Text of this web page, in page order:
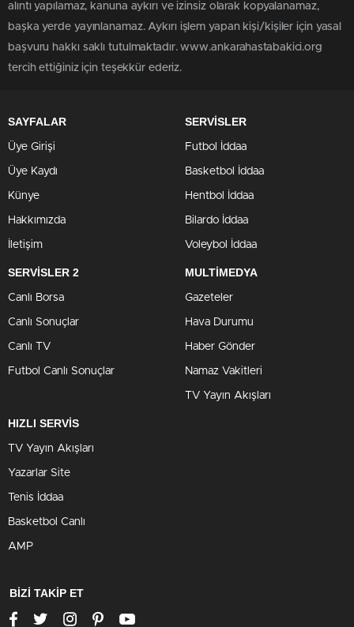
alıntı yapılamaz, kanuna aykırı ve izinsiz olarak kopyalanamaz,
başka yerde yayınlanamaz. Aykırı işlem yapan kişi/kişiler için yasal
başvuru hakkı saklı tutulmaktadır. www.ankarahastabakici.org
tercih ettiğiniz için teşekkür ederiz.
SAYFALAR
Üye Girişi
Üye Kaydı
Künye
Hakkımızda
İletişim
SERVİSLER
Futbol İddaa
Basketbol İddaa
Hentbol İddaa
Bilardo İddaa
Voleybol İddaa
SERVİSLER 2
Canlı Borsa
Canlı Sonuçlar
Canlı TV
Futbol Canlı Sonuçlar
MULTİMEDYA
Gazeteler
Hava Durumu
Haber Gönder
Namaz Vakitleri
TV Yayın Akışları
HIZLI SERVİS
TV Yayın Akışları
Yazarlar Site
Tenis İddaa
Basketbol Canlı
AMP
BİZİ TAKİP ET